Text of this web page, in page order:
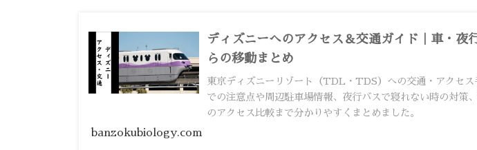
ディズニーへのアクセス＆交通ガイド｜車・夜
らの移動まとめ
東京ディズニーリゾート（TDL・TDS）への交通・アクセス
での注意点や周辺駐車場情報、夜行バスで寝れない時の対策
のアクセス比較まで分かりやすくまとめました。
banzokubiology.com